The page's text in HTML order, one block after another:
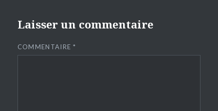
Laisser un commentaire
COMMENTAIRE*